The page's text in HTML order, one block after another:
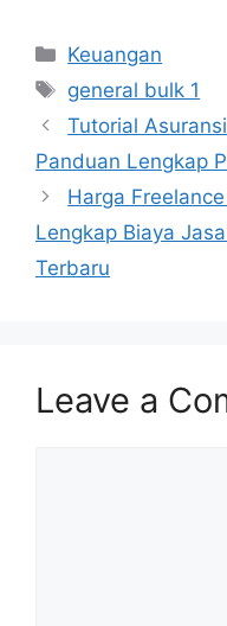
Categories
Keuangan
Tags
general bulk 1
Tutorial
Panduan Lengkap
Harga
Lengkap Biaya
Terbaru
Leave a